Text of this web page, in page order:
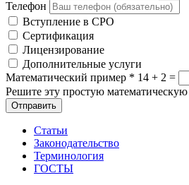
Телефон
Вступление в СРО
Сертификация
Лицензирование
Дополнительные услуги
Математический пример * 14 + 2 =
Решите эту простую математическую
Отправить
Статьи
Законодательство
Терминология
ГОСТЫ